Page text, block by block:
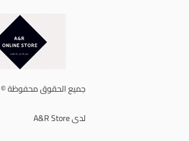
جميع الحقوق محفوظة © 2026
لدى A&R Store